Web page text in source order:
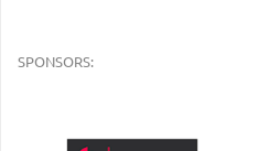
SPONSORS: